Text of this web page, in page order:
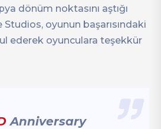
dönüm noktasını aştığı
Studios, oyunun başarısındaki
ederek oyunculara teşekkür
Anniversary